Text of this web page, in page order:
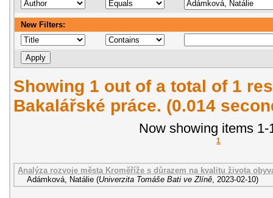
New Filters:
Showing 1 out of a total of 1
Bakalářské práce. (0.014
Now showing items 1-
1
Analýza rozvoje města Kroměříže s důrazem na kvalitu života
Adámková, Natálie (Univerzita Tomáše Bati ve Zlíně, 2023-02-10)